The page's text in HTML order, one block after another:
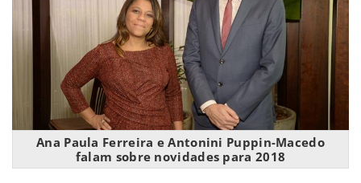
Ana Paula Ferreira e Antonini Puppin-Macedo
falam sobre novidades para 2018